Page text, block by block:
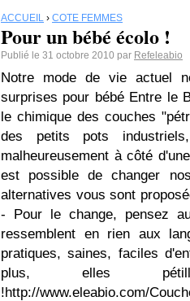
ACCUEIL › CÔTÉ FEMMES
Pour un bébé écolo !
Publié le 31 octobre 2010 par Refeleabio
Notre mode de vie actuel
surprises pour bébé Entre le
le chimique des couches
des petits pots
malheureusement à côté
est possible de changer
alternatives vous sont
- Pour le change, pensez
ressemblent en rien aux
pratiques, saines, faciles
plus, elles
!http://www.eleabio.com/